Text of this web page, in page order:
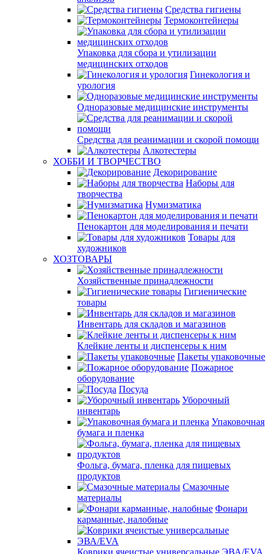
Средства гигиены
Термоконтейнеры
Упаковка для сбора и утилизации
медицинских отходов
Гинекология и
урология
Одноразовые медицинские инструменты
Средства для реанимации и скорой помощи
Алкотестеры
ХОББИ И ТВОРЧЕСТВО
Декорирование
Наборы для
творчества
Нумизматика
Пенокартон для моделирования и печати
Товары для
художников
ХОЗТОВАРЫ
Хозяйственные принадлежности
Гигиенические
товары
Инвентарь для складов и магазинов
Клейкие ленты и диспенсеры к ним
Пакеты упаковочные
Пожарное
оборудование
Посуда
Уборочный
инвентарь
Упаковочная
бумага и пленка
Фольга, бумага, пленка для пищевых
продуктов
Смазочные
материалы
Фонари
карманные, налобные
Коврики ячеистые универсальные ЭВА/EVA